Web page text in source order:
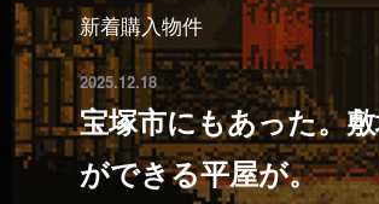
新着購入物件
2025.12.18
宝塚市にもあった。
ができる平屋が。